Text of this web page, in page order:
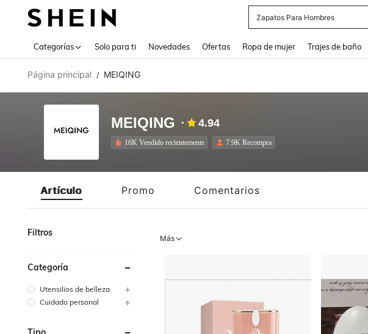
Zapatos Para Hombres
Categorías Solo para ti Novedades Ofertas Ropa de mujer Trajes de baño
Página principal / MEIQING
MEIQING 4.94
16K Vendido recientemente 7.9K Recompra
Artículo Promo Comentarios
Filtros
Categoría
Utensilios de belleza
Cuidado personal
Más